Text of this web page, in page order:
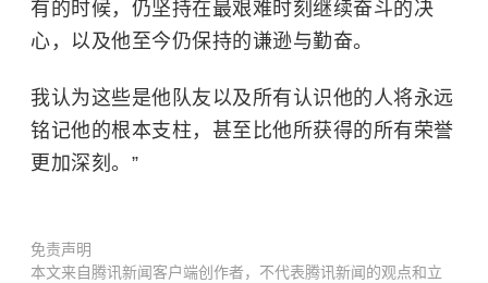
有的时候，仍坚持在最艰难时刻继续奋斗的决
心，以及他至今仍保持的谦逊与勤奋。
我认为这些是他队友以及所有认识他的人将永远
铭记他的根本支柱，甚至比他所获得的所有荣誉
更加深刻。”
免责声明
本文来自腾讯新闻客户端创作者，不代表腾讯新闻的观点和立